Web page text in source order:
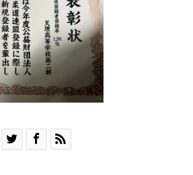
  